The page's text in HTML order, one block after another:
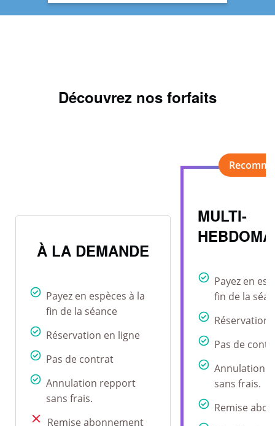
Découvrez nos forfaits
MULTI-
Payez en
fin de la
Réservation
Pas de
Annulation
sans frais.
Remise
À LA DEMANDE
Payez en espèces à la
fin de la séance
Réservation en ligne
Pas de contrat
Annulation repport
sans frais.
Remise abonnement